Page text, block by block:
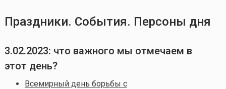
Праздники. События. Персоны дня
3.02.2023: что важного мы отмечаем в
этот день?
Всемирный день борьбы с